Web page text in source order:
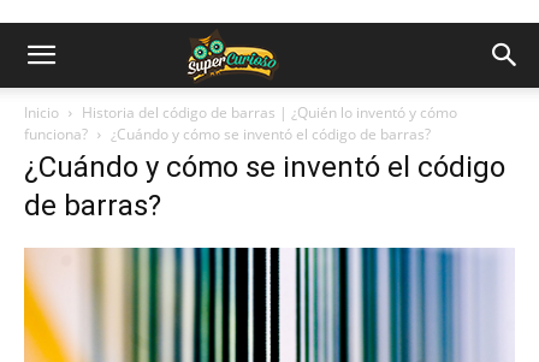
Inicio
Historia del código de barras | ¿Quién lo inventó y cómo
funciona?
¿Cuándo y cómo se inventó el código de barras?
¿Cuándo y cómo se inventó el código
de barras?